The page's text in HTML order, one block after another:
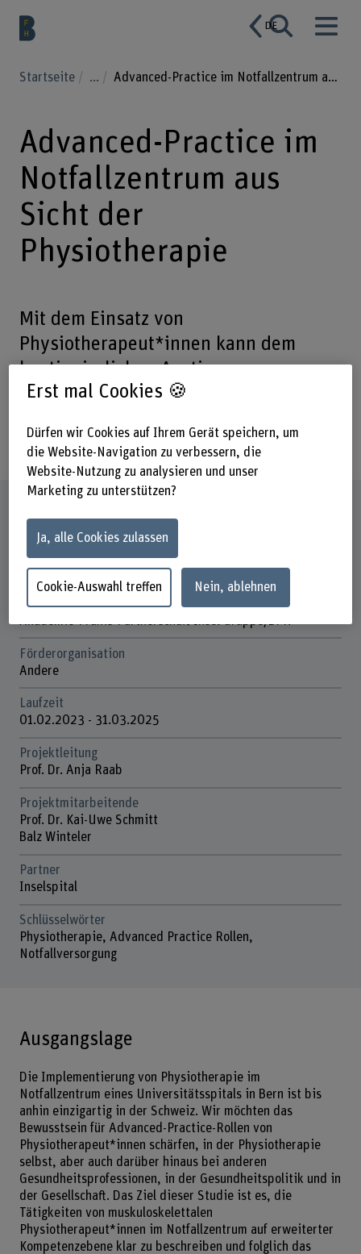
DE
Startseite ... Advanced-Practice im Notfallzentrum aus Sicht der Physiotherapie
Advanced-Practice im
Notfallzentrum aus
Sicht der
Physiotherapie
Mit dem Einsatz von
Physiotherapeut*innen kann dem
kontinuierlichen Anstieg an
Patient*innen mit muskuloskelettalen
entgegengewirkt werden.
Beteiligte Departemente
Gesundheit
Institut(e)
Förderorganisation
Andere
Laufzeit
01.02.2023 - 31.03.2025
Projektleitung
Prof. Dr. Anja Raab
Projektmitarbeitende
Prof. Dr. Kai-Uwe Schmitt
Balz Winteler
Partner
Inselspital
Schlüsselwörter
Physiotherapie, Advanced Practice Rollen,
Notfallversorgung
Ausgangslage
Die Implementierung von Physiotherapie im
Notfallzentrum eines Universitätsspitals in Bern ist bis
anhin einzigartig in der Schweiz. Wir möchten das
Bewusstsein für Advanced-Practice-Rollen von
Physiotherapeut*innen schärfen, in der Physiotherapie
selbst, aber auch darüber hinaus bei anderen
Gesundheitsprofessionen, in der Gesundheitspolitik und in
der Gesellschaft. Das Ziel dieser Studie ist es, die
Tätigkeiten von muskuloskelettalen
Physiotherapeut*innen im Notfallzentrum auf erweiterter
Kompetenzebene klar zu beschreiben und folglich das
Erst mal Cookies 🍪
Dürfen wir Cookies auf Ihrem Gerät speichern, um
die Website-Navigation zu verbessern, die
Website-Nutzung zu analysieren und unser
Marketing zu unterstützen?
Ja, alle Cookies zulassen
Cookie-Auswahl treffen Nein, ablehnen